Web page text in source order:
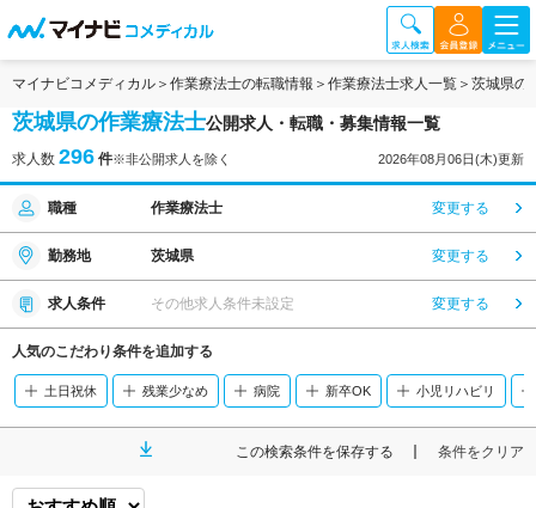
マイナビコメディカル 作業療法士の転職情報 作業療法士求人一覧 茨城県の
茨城県の作業療法士公開求人・転職・募集情報一覧
求人数 296 件※非公開求人を除く 2026年08月06日(木)更新
職種 作業療法士 変更する
勤務地 茨城県 変更する
求人条件 その他求人条件未設定 変更する
人気のこだわり条件を追加する
土日祝休 残業少なめ 病院 新卒OK 小児リハビリ
この検索条件を保存する 条件をクリア